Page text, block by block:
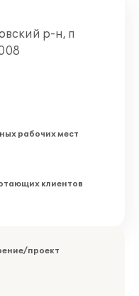
р-н, п
рабочих мест
клиентов
проект